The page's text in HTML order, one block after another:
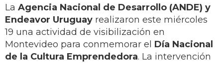
La Agencia Nacional de Desarrollo (ANDE) y
Endeavor Uruguay realizaron este miércoles
19 una actividad de visibilización en
Montevideo para conmemorar el Día Nacional
de la Cultura Emprendedora. La intervención